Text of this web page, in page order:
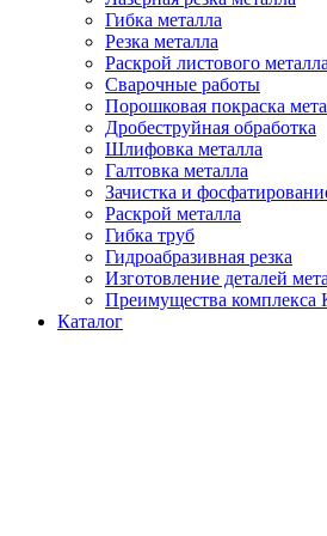
Гибка металла
Резка металла
Раскрой листового металла
Сварочные работы
Порошковая покраска
Дробеструйная обработка
Шлифовка металла
Галтовка металла
Зачистка и
Раскрой металла
Гибка труб
Гидроабразивная резка
Изготовление деталей
Преимущества комплекса
Каталог